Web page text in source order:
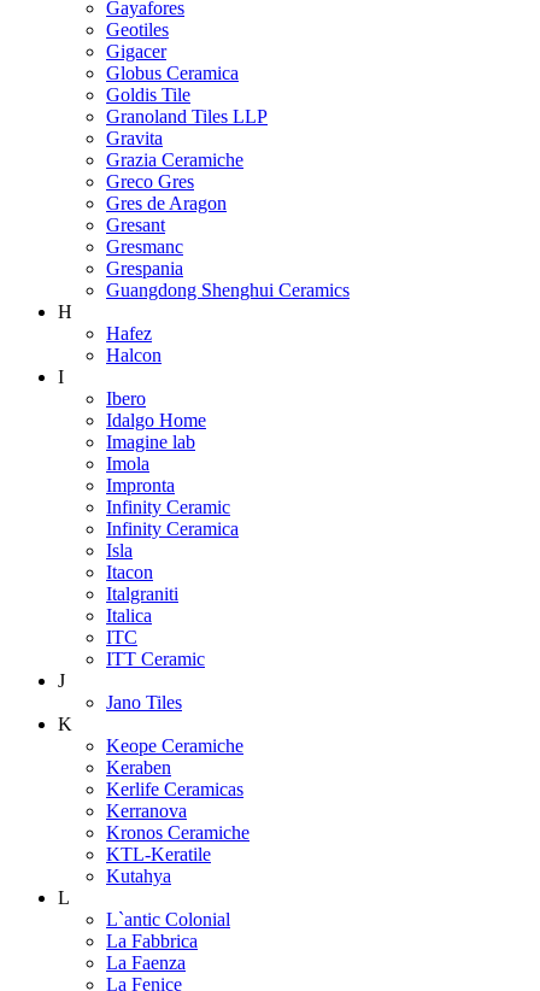
Gayafores
Geotiles
Gigacer
Globus Ceramica
Goldis Tile
Granoland Tiles LLP
Gravita
Grazia Ceramiche
Greco Gres
Gres de Aragon
Gresant
Gresmanc
Grespania
Guangdong Shenghui Ceramics
H
Hafez
Halcon
I
Ibero
Idalgo Home
Imagine lab
Imola
Impronta
Infinity Ceramic
Infinity Ceramica
Isla
Itacon
Italgraniti
Italica
ITC
ITT Ceramic
J
Jano Tiles
K
Keope Ceramiche
Keraben
Kerlife Ceramicas
Kerranova
Kronos Ceramiche
KTL-Keratile
Kutahya
L
L`antic Colonial
La Fabbrica
La Faenza
La Fenice